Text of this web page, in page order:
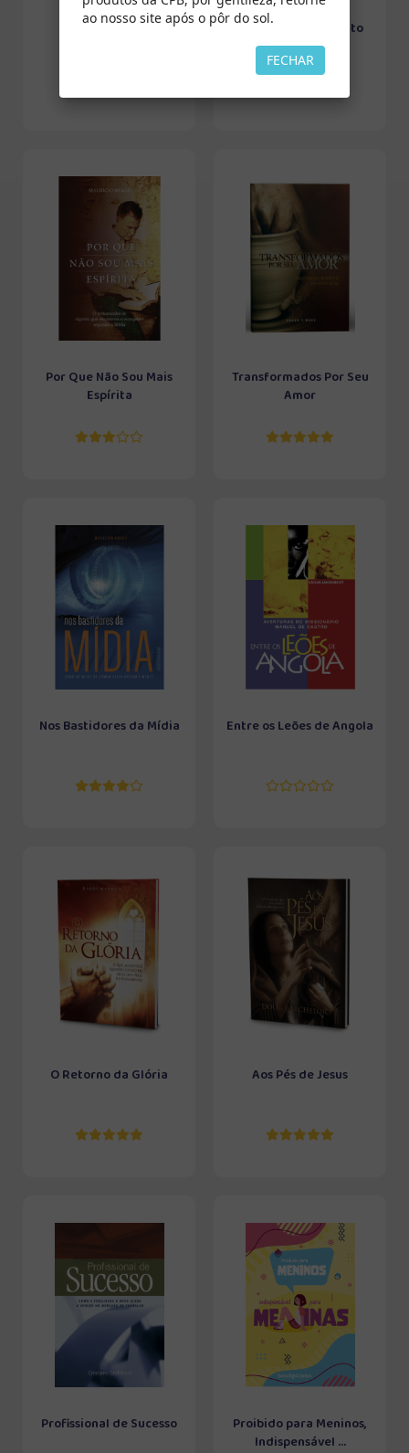
Encontros
O Batismo do Espírito
Santo
Por Que Não Sou Mais
Espírita
Transformados Por Seu
Amor
Nos Bastidores da Mídia Entre os Leões de Angola
O Retorno da Glória Aos Pés de Jesus
Profissional de Sucesso
Proibido para Meninos,
Indispensável ...
ao nosso site após o pôr do sol.
FECHAR